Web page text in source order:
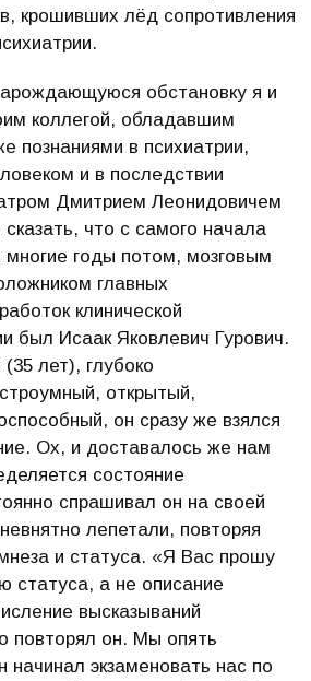
крошивших лёд сопротивления
обстановку я и
коллегой, обладавшим
познаниями в психиатрии,
и в последствии
Дмитрием Леонидовичем
что с самого начала
многие годы потом, мозговым
главных
клинической
был Исаак Яковлевич Гурович.
лет), глубоко
открытый,
он сразу же взялся
Ох, и доставалось же нам
состояние
спрашивал он на своей
лепетали, повторяя
и статуса. «Я Вас прошу
статуса, а не описание
высказываний
повторял он. Мы опять
начинал экзаменовать нас по